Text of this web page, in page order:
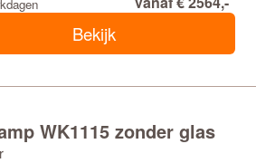
Bekijk
WK1115 zonder glas